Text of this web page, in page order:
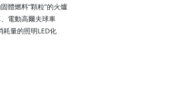
體燃料“顆粒”的火爐
電動高爾夫球車
量的照明LED化